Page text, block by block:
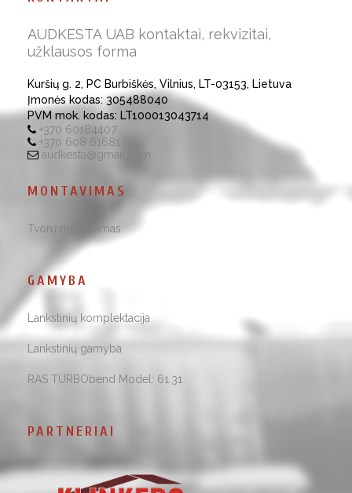
AUDKESTA UAB kontaktai, rekvizitai,
užklausos forma
Kuršių g. 2, PC Burbiškės, Vilnius, LT-03153, Lietuva
Įmonės kodas: 305488040
PVM mok. kodas: LT100013043714
+370 60184407
+370 608 61681
audkesta@gmail.com
MONTAVIMAS
Tvorų montavimas
GAMYBA
Lankstinių komplektacija
Lankstinių gamyba
RAS TURBObend Model: 61.31
PARTNERIAI